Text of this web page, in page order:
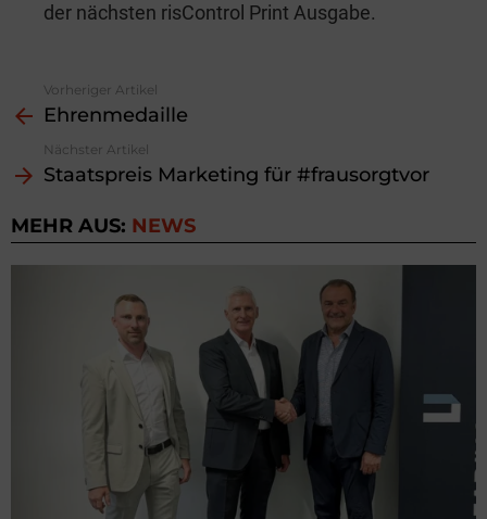
der nächsten risControl Print Ausgabe.
more
Vorheriger Artikel
Ehrenmedaille
Nächster Artikel
Staatspreis Marketing für #frausorgtvor
MEHR AUS: NEWS